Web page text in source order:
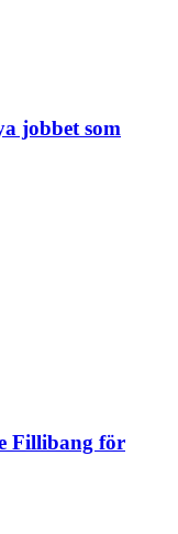
jobbet som
Fillibang för